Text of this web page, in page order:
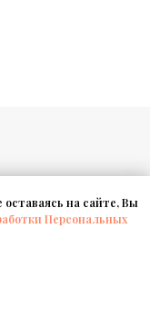
на сайте, Вы
Персональных